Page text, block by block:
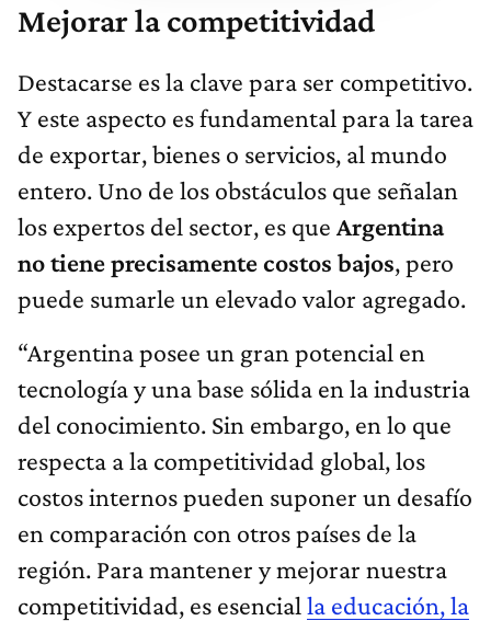
Mejorar la competitividad
Destacarse es la clave para ser competitivo.
Y este aspecto es fundamental para la tarea
de exportar, bienes o servicios, al mundo
entero. Uno de los obstáculos que señalan
los expertos del sector, es que Argentina
no tiene precisamente costos bajos, pero
puede sumarle un elevado valor agregado.
“Argentina posee un gran potencial en
tecnología y una base sólida en la industria
del conocimiento. Sin embargo, en lo que
respecta a la competitividad global, los
costos internos pueden suponer un desafío
en comparación con otros países de la
región. Para mantener y mejorar nuestra
competitividad, es esencial la educación, la